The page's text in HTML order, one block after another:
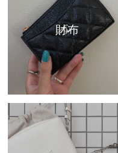
財布